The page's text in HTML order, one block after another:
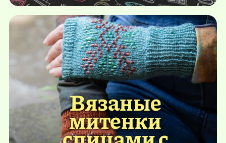
Вязаные
митенки